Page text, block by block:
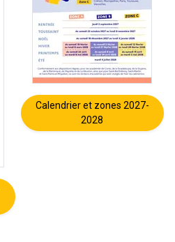
Calendrier et zones 2027-
2028